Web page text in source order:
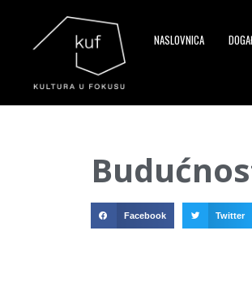
NASLOVNICA
Facebook Twitter